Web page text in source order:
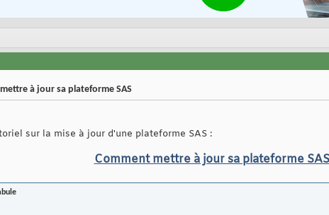
à jour sa plateforme SAS
sur la mise à jour d'une plateforme SAS :
Comment mettre à jour sa plateforme SAS